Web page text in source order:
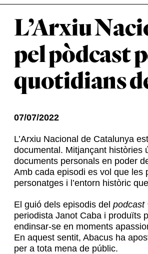
L’Arxiu
pel pòdcast
quotidians
07/07/2022
L’Arxiu Nacional de Catalunya
documental. Mitjançant històries
documents personals en poder
Amb cada episodi es vol que les
personatges i l’entorn històric
El guió dels episodis del podcast
periodista Janot Caba i produïts
endinsar-se en moments
En aquest sentit, Abacus ha
per a tota mena de públic.